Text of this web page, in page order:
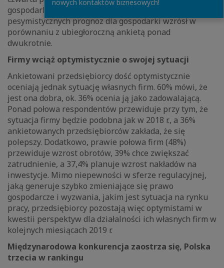
gospodarki pogorszy się w 2019 r. Tym samym odsetek
pesymistycznych prognoz dla gospodarki wzrósł w
porównaniu z ubiegłoroczną ankietą ponad
dwukrotnie.
Firmy wciąż optymistycznie o swojej sytuacji
Ankietowani przedsiębiorcy dość optymistycznie
oceniają jednak sytuację własnych firm. 60% mówi, że
jest ona dobra, ok. 36% ocenia ją jako zadowalającą.
Ponad połowa respondentów przewiduje przy tym, że
sytuacja firmy będzie podobna jak w 2018 r., a 36%
ankietowanych przedsiębiorców zakłada, że się
polepszy. Dodatkowo, prawie połowa firm (48%)
przewiduje wzrost obrotów, 39% chce zwiększać
zatrudnienie, a 37,4% planuje wzrost nakładów na
inwestycje. Mimo niepewności w sferze regulacyjnej,
jaką generuje szybko zmieniające się prawo
gospodarcze i wyzwania, jakim jest sytuacja na rynku
pracy, przedsiębiorcy pozostają więc optymistami w
kwestii perspektyw dla działalności ich własnych firm w
kolejnych miesiącach 2019 r.
Międzynarodowa konkurencja zaostrza się, Polska
trzecia w rankingu
nowych kontaktów biznesowych!